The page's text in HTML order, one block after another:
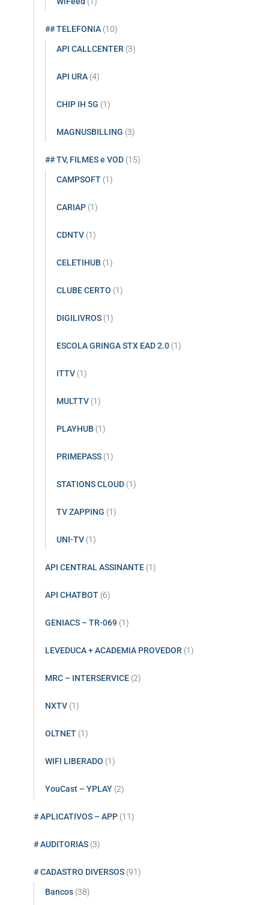
## TELEFONIA (10)
API CALLCENTER (3)
API URA (4)
CHIP IH 5G (1)
MAGNUSBILLING (3)
## TV, FILMES e VOD (15)
CAMPSOFT (1)
CARIAP (1)
CDNTV (1)
CELETIHUB (1)
CLUBE CERTO (1)
DIGILIVROS (1)
ESCOLA GRINGA STX EAD 2.0 (1)
ITTV (1)
MULTTV (1)
PLAYHUB (1)
PRIMEPASS (1)
STATIONS CLOUD (1)
TV ZAPPING (1)
UNI-TV (1)
API CENTRAL ASSINANTE (1)
API CHATBOT (6)
GENIACS – TR-069 (1)
LEVEDUCA + ACADEMIA PROVEDOR (1)
MRC – INTERSERVICE (2)
NXTV (1)
OLTNET (1)
WIFI LIBERADO (1)
YouCast – YPLAY (2)
# APLICATIVOS – APP (11)
# AUDITORIAS (3)
# CADASTRO DIVERSOS (91)
Bancos (38)